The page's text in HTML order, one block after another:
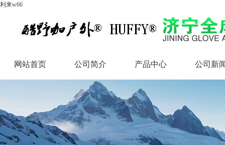
利来w66
网站首页 公司简介
公司简介
产品中心
产品中心
公司新